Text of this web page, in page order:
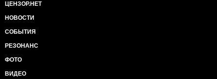
ЦЕНЗОР.НЕТ
НОВОСТИ
СОБЫТИЯ
РЕЗОНАНС
ФОТО
ВИДЕО